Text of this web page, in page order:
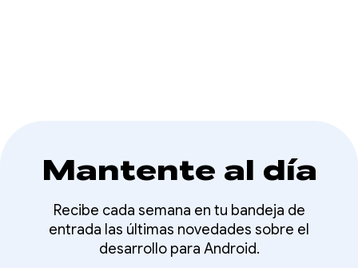
Mantente al día
Recibe cada semana en tu bandeja de
entrada las últimas novedades sobre el
desarrollo para Android.